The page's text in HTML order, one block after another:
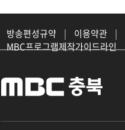
방송편성규약 | 이용약관 |
MBC프로그램제작가이드라인